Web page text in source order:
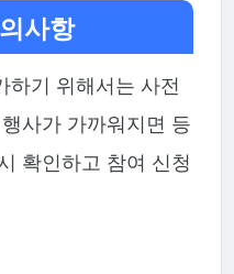
사항
하기 위해서는 사전
사가 가까워지면 등
확인하고 참여 신청